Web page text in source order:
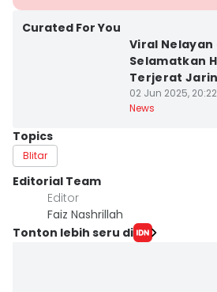
Curated For You
Viral Nelayan
Selamatkan
Terjerat
02 Jun 2025,
News
Topics
Blitar
Editorial Team
Editor
Faiz Nashrillah
Tonton lebih seru di